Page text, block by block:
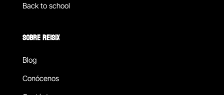
Back to school
SOBRE REISIX
Blog
Conócenos